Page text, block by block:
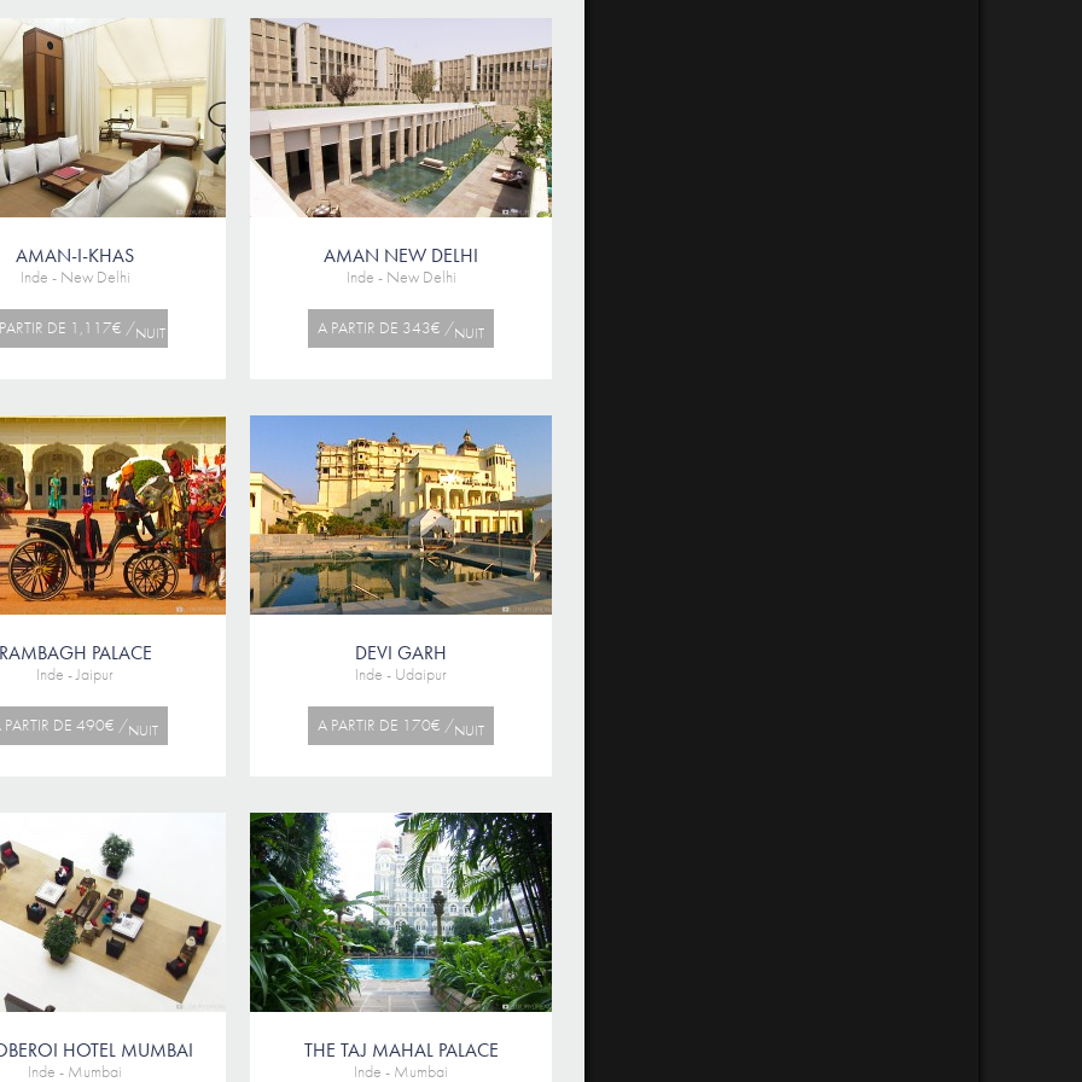
AMAN-I-KHAS
Inde - New Delhi
DE 1,117€ /NUIT
AMAN NEW DELHI
Inde - New Delhi
A PARTIR DE 343€ /NUIT
RAMBAGH PALACE
Inde - Jaipur
PARTIR DE 490€ /NUIT
DEVI GARH
Inde - Udaipur
A PARTIR DE 170€ /NUIT
HOTEL MUMBAI
Inde - Mumbai
THE TAJ MAHAL PALACE
Inde - Mumbai